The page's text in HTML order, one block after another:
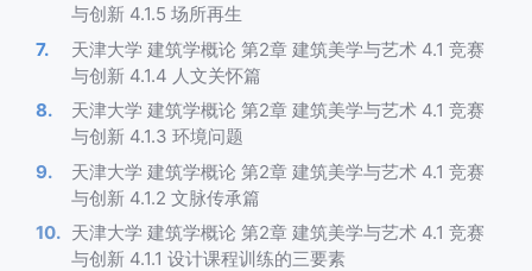
与创新 4.1.5 场所再生
天津大学 建筑学概论 第2章 建筑美学与艺术 4.1 竞赛
与创新 4.1.4 人文关怀篇
天津大学 建筑学概论 第2章 建筑美学与艺术 4.1 竞赛
与创新 4.1.3 环境问题
天津大学 建筑学概论 第2章 建筑美学与艺术 4.1 竞赛
与创新 4.1.2 文脉传承篇
天津大学 建筑学概论 第2章 建筑美学与艺术 4.1 竞赛
与创新 4.1.1 设计课程训练的三要素